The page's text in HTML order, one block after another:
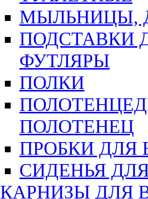
МЫЛЬНИЦЫ,
ПОДСТАВКИ
ФУТЛЯРЫ
ПОЛКИ
ПОЛОТЕНЕЦ
ПРОБКИ ДЛЯ
СИДЕНЬЯ
КАРНИЗЫ ДЛЯ